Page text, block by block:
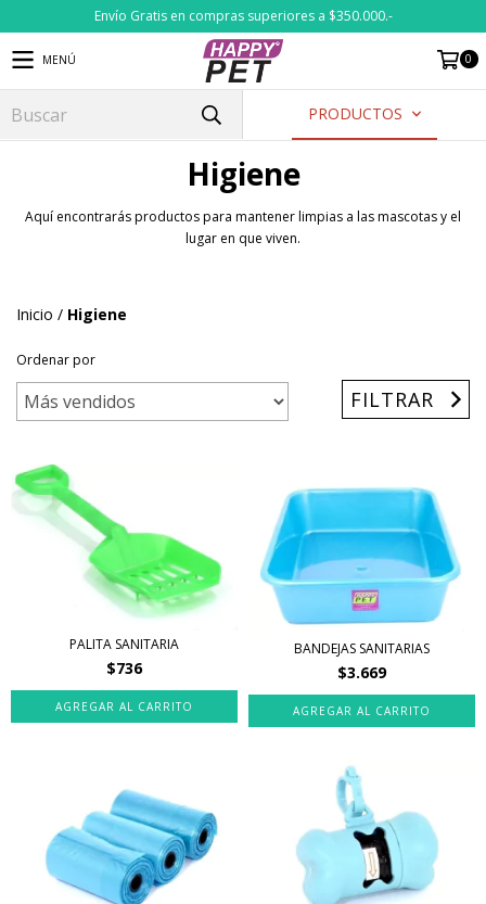
Envío Gratis en compras superiores a $350.000.-
MENÚ 0
PRODUCTOS
Higiene
Aquí encontrarás productos para mantener limpias a las mascotas y el
lugar en que viven.
Inicio / Higiene
Ordenar por
FILTRAR
PALITA SANITARIA
$736
BANDEJAS SANITARIAS
$3.669
AGREGAR AL CARRITO